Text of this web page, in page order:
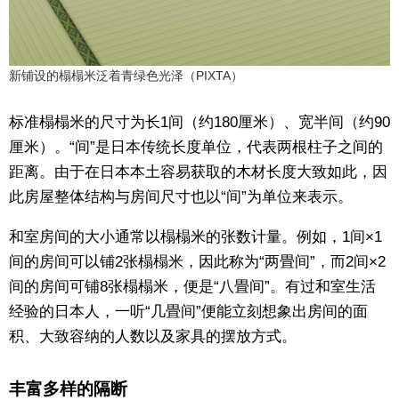
新铺设的榻榻米泛着青绿色光泽（PIXTA）
标准榻榻米的尺寸为长1间（约180厘米）、宽半间（约90
厘米）。“间”是日本传统长度单位，代表两根柱子之间的
距离。由于在日本本土容易获取的木材长度大致如此，因
此房屋整体结构与房间尺寸也以“间”为单位来表示。
和室房间的大小通常以榻榻米的张数计量。例如，1间×1
间的房间可以铺2张榻榻米，因此称为“两畳间”，而2间×2
间的房间可铺8张榻榻米，便是“八畳间”。有过和室生活
经验的日本人，一听“几畳间”便能立刻想象出房间的面
积、大致容纳的人数以及家具的摆放方式。
丰富多样的隔断